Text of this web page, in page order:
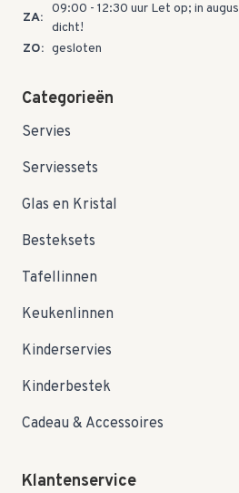
ZA:
09:00 - 12:30 uur Let op; in
dicht!
ZO: gesloten
Categorieën
Servies
Serviessets
Glas en Kristal
Besteksets
Tafellinnen
Keukenlinnen
Kinderservies
Kinderbestek
Cadeau & Accessoires
Klantenservice